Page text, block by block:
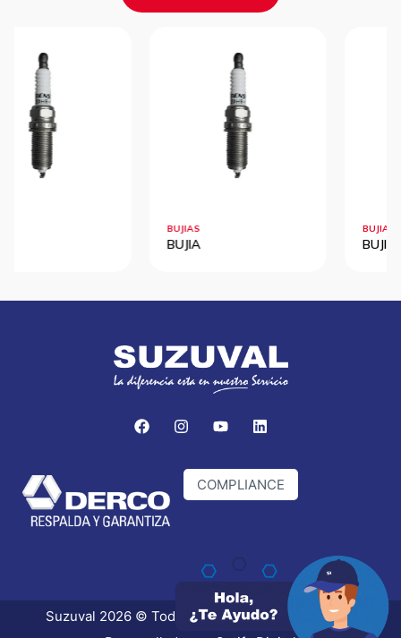
COMPLIANCE
Suzuval 2026 © Todos los derechos reservados.